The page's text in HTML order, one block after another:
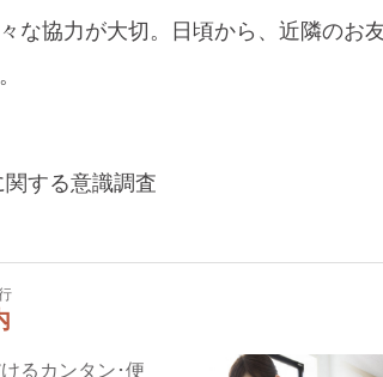
な協力が大切。日頃から、近隣のお
する意識調査
るカンタン･便